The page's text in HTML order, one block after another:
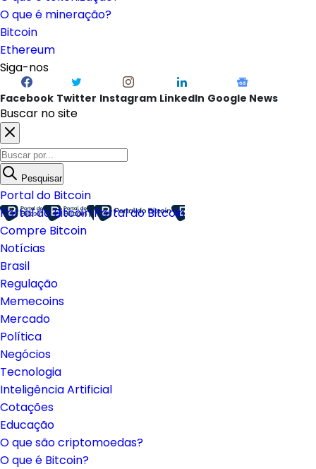
O que é mineração?
Bitcoin
Ethereum
Siga-nos
Facebook Twitter Instagram LinkedIn Google News
Buscar no site
Pesquisar
Portal do Bitcoin
Portal do BitcoinPortal do Bitcoin
Compre Bitcoin
Notícias
Brasil
Regulação
Memecoins
Mercado
Política
Negócios
Tecnologia
Inteligência Artificial
Cotações
Educação
O que são criptomoedas?
O que é Bitcoin?